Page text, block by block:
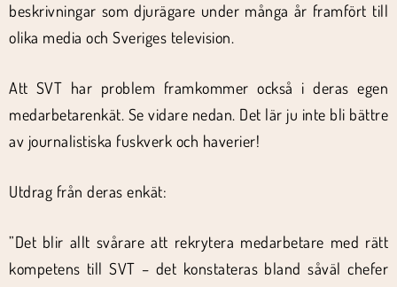
beskrivningar som djurägare under många år framfört till
olika media och Sveriges television.
Att SVT har problem framkommer också i deras egen
medarbetarenkät. Se vidare nedan. Det lär ju inte bli bättre
av journalistiska fuskverk och haverier!
Utdrag från deras enkät:
”Det blir allt svårare att rekrytera medarbetare med rätt
kompetens till SVT – det konstateras bland såväl chefer